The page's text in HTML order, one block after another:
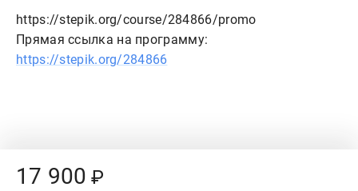
https://stepik.org/course/284866/promo
Прямая ссылка на программу:
https://stepik.org/284866
Price:
17 900 ₽